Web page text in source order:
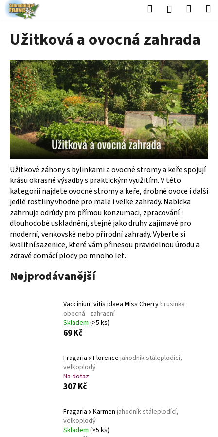
Přejít
na
obsah
HledatPřihlášení
Užitková a ovocná zahrada
Užitkové záhony s bylinkami a ovocné stromy a keře spojují
krásu okrasné výsadby s praktickým využitím. V této
kategorii najdete ovocné stromy a keře, drobné ovoce i další
jedlé rostliny vhodné pro malé i velké zahrady. Nabídka
zahrnuje odrůdy pro přímou konzumaci, zpracování i
dlouhodobé uskladnění, stejně jako druhy zajímavé pro
moderní, venkovské nebo přírodní zahrady. Vyberte si
kvalitní sazenice, které vám přinesou pravidelnou úrodu a
zdravé domácí plody po mnoho let.
Nejprodávanější
Vaccinium vitis idaea Miss Cherrybrusinka
obecná - zahradní
Skladem (>5 ks)
69 Kč
Fragaria x Florence jahodník stáleplodící,
velkoplodý
Na dotaz
307 Kč
Fragaria x Karmen jahodník stáleplodící,
velkoplodý
Skladem (>5 ks)
K
o
o
p
o
t
ř
e
b
u
j
e
t
e
n
a
j
í
t
?
HLEDAT